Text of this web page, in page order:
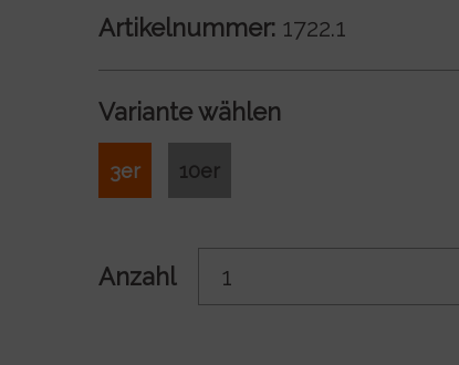
Artikelnummer: 1722.1
Variante wählen
3er 10er
Anzahl